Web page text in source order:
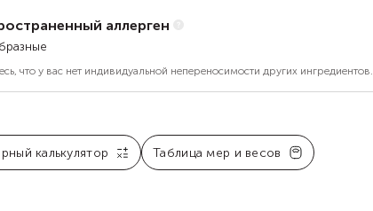
аллерген
что у вас нет индивидуальной непереносимости других ингредиентов.
калькулятор Таблица мер и весов